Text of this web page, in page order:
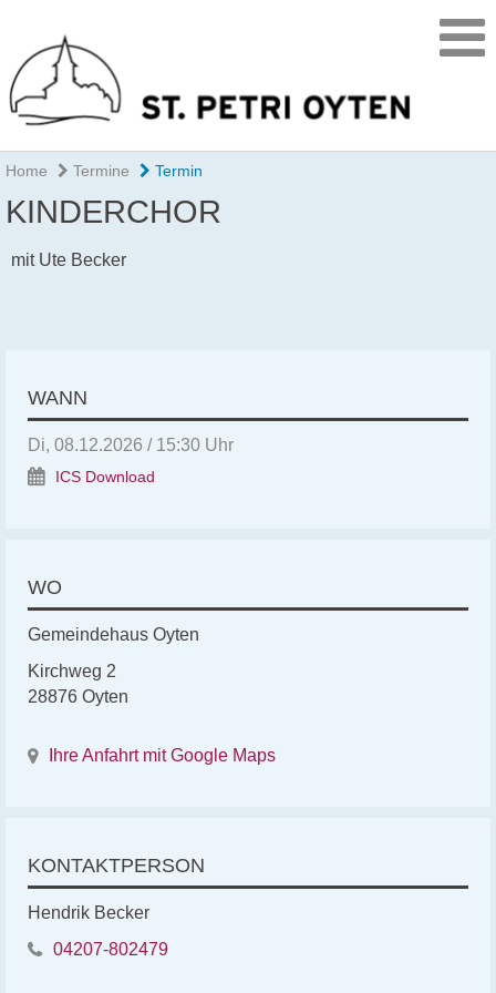
Home Termine Termin
KINDERCHOR
mit Ute Becker
WANN
Di, 08.12.2026 / 15:30 Uhr
ICS Download
WO
Gemeindehaus Oyten
Kirchweg 2
28876 Oyten
Ihre Anfahrt mit Google Maps
KONTAKTPERSON
Hendrik Becker
04207-802479